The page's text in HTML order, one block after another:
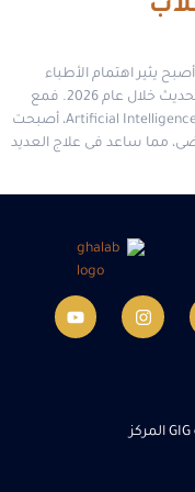
يثير اهتمام الأطباء
والمرضى مع التطور السريع فى تقنيات الطب الحديث خلال عام 2026. فمع
ظهور الروبوتات العلاجية و أنظمة Artificial Intelligence in Radiology، أصبحت
مما ساعد فى علاج العديد
217طريق الحرية (ش أبو قير) الإبراهيمية GIG المركز